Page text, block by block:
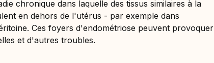
chronique dans laquelle des tissus similaires à la
en dehors de l'utérus - par exemple dans
Ces foyers d'endométriose peuvent provoquer
et d'autres troubles.